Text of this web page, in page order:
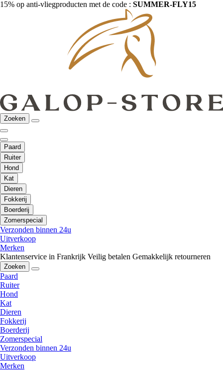
15% op anti-vliegproducten met de code : SUMMER-FLY15
Zoeken
Paard
Ruiter
Hond
Kat
Dieren
Fokkerij
Boerderij
Zomerspecial
Verzonden binnen 24u
Uitverkoop
Merken
Klantenservice in Frankrijk Veilig betalen Gemakkelijk retourneren
Zoeken
Paard
Ruiter
Hond
Kat
Dieren
Fokkerij
Boerderij
Zomerspecial
Verzonden binnen 24u
Uitverkoop
Merken